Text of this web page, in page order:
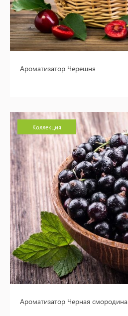
Ароматизатор Черешня
Коллекция
Ароматизатор Черная смородина